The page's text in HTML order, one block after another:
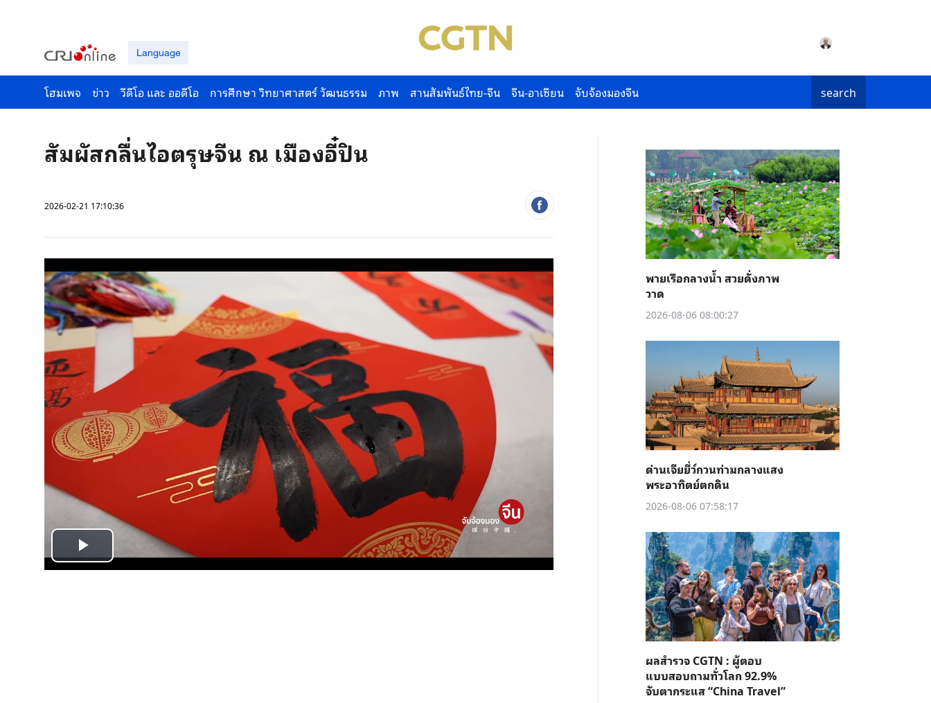
Language
โฮมเพจ ข่าว วีดีโอ และ ออดีโอ การศึกษา วิทยาศาสตร์ วัฒนธรรม ภาพ สานสัมพันธ์ไทย-จีน จีน-อาเซียน จับจ้องมองจีน search
สัมผัสกลื่นไอตรุษจีน ณ เมืองอี๋ปิน
2026-02-21 17:10:36
Play
พายเรือกลางน้ำ สวยดั่งภาพ
วาด
2026-08-06 08:00:27
ด่านเจียยี่ว์กวนท่ามกลางแสง
พระอาทิตย์ตกดิน
2026-08-06 07:58:17
ผลสำรวจ CGTN : ผู้ตอบ
แบบสอบถามทั่วโลก 92.9%
จับตากระแส “China Travel”